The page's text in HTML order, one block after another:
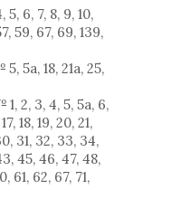
6, 7, 8, 9, 10,
59, 67, 69, 139,
5а, 18, 21а, 25,
2, 3, 4, 5, 5а, 6,
18, 19, 20, 21,
31, 32, 33, 34,
45, 46, 47, 48,
61, 62, 67, 71,